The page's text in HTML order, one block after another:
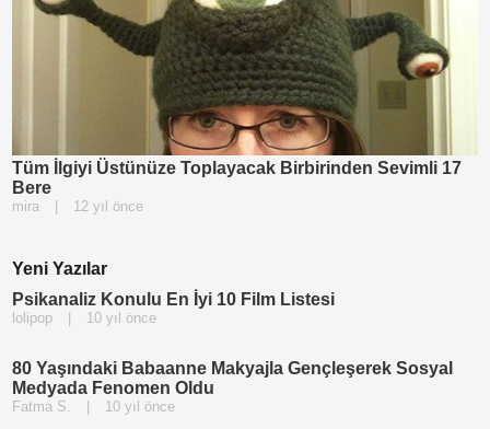
Tüm İlgiyi Üstünüze Toplayacak Birbirinden Sevimli 17
Bere
mira 12 yıl önce
Yeni Yazılar
Psikanaliz Konulu En İyi 10 Film Listesi
lolipop 10 yıl önce
80 Yaşındaki Babaanne Makyajla Gençleşerek Sosyal
Medyada Fenomen Oldu
Fatma S. 10 yıl önce